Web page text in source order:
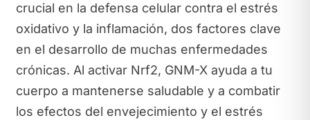
crucial en la defensa celular contra el estrés
oxidativo y la inflamación, dos factores clave
en el desarrollo de muchas enfermedades
crónicas. Al activar Nrf2, GNM-X ayuda a tu
cuerpo a mantenerse saludable y a combatir
los efectos del envejecimiento y el estrés